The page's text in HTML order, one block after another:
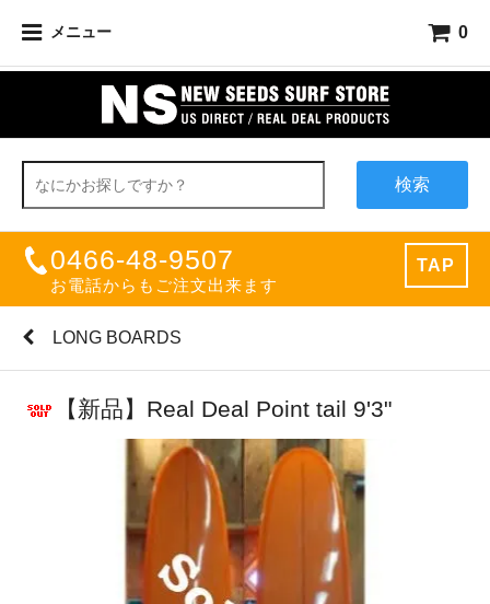
メニュー 0
検索
0466-48-9507
お電話からもご注文出来ます
TAP
LONG BOARDS
【新品】Real Deal Point tail 9'3"